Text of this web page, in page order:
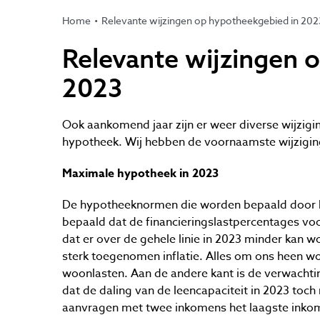
Home Relevante wijzingen op hypotheekgebied in
Relevante wijzingen
2023
Ook aankomend jaar zijn er weer diverse
hypotheek. Wij hebben de voornaamste
Maximale hypotheek in 2023
De hypotheeknormen die worden bepaald
bepaald dat de financieringslastpercentages
dat er over de gehele linie in 2023 minder kan
sterk toegenomen inflatie. Alles om ons heen
woonlasten. Aan de andere kant is de
dat de daling van de leencapaciteit in 2023
aanvragen met twee inkomens het laagste